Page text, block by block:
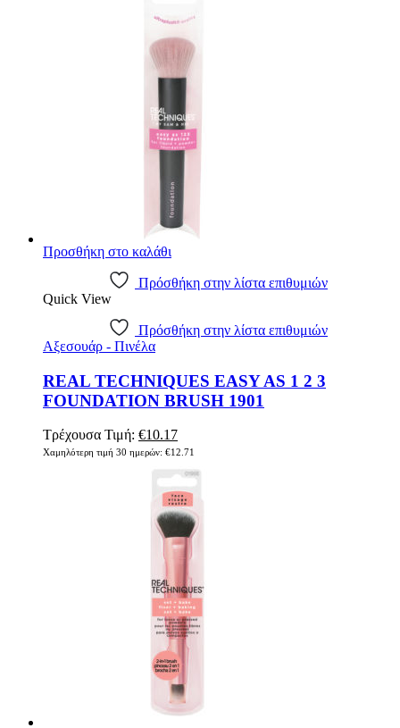
€17.36.
Προσθήκη στο καλάθι
Πρόσθήκη στην λίστα επιθυμιών
Quick View
Πρόσθήκη στην λίστα επιθυμιών
Αξεσουάρ - Πινέλα
REAL TECHNIQUES EASY AS 1 2 3
FOUNDATION BRUSH 1901
Τρέχουσα Τιμή: Original
price
€12.71.
€10.17Η
τρέχουσα
είναι:
€10.17.
Χαμηλότερη τιμή 30 ημερών: €12.71